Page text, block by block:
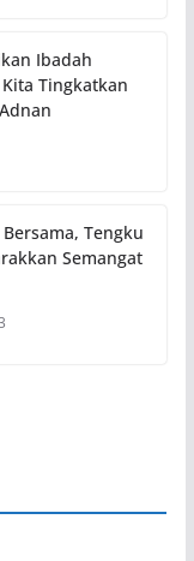
Ibadah
Tingkatkan
Tengku
Semangat